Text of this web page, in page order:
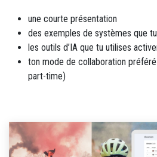
une courte présentation
des exemples de systèmes que
les outils d’IA que tu utilises
ton mode de collaboration
part-time)